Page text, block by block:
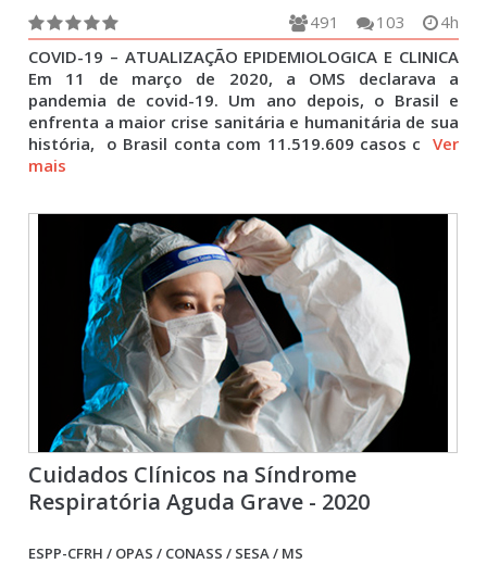
4h
103
491
COVID-19 – ATUALIZAÇÃO EPIDEMIOLOGICA E CLINICA
Em 11 de março de 2020, a OMS declarava a
pandemia de covid-19. Um ano depois, o Brasil e
enfrenta a maior crise sanitária e humanitária de sua
história, o Brasil conta com 11.519.609 casos c Ver
mais
Cuidados Clínicos na Síndrome
Respiratória Aguda Grave - 2020
ESPP-CFRH / OPAS / CONASS / SESA / MS